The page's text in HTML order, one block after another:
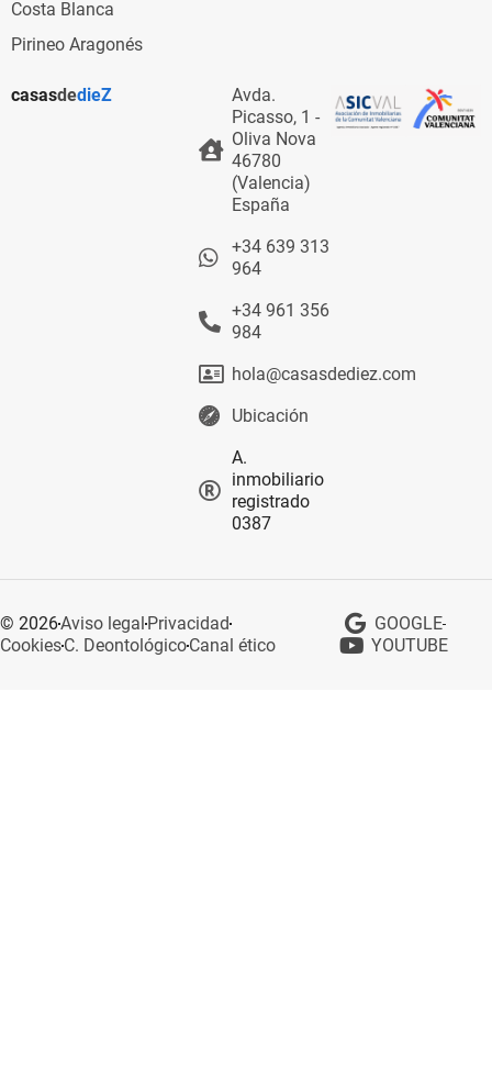
Costa Blanca
Pirineo Aragonés
casasdedieZ
Avda.
Picasso, 1 -
Oliva Nova
46780
(Valencia)
España
+34 639 313
964
+34 961 356
984
hola@casasdediez.com
Ubicación
A.
inmobiliario
registrado
0387
© 2026Aviso legal Privacidad
CookiesC. DeontológicoCanal ético
GOOGLE
YOUTUBE